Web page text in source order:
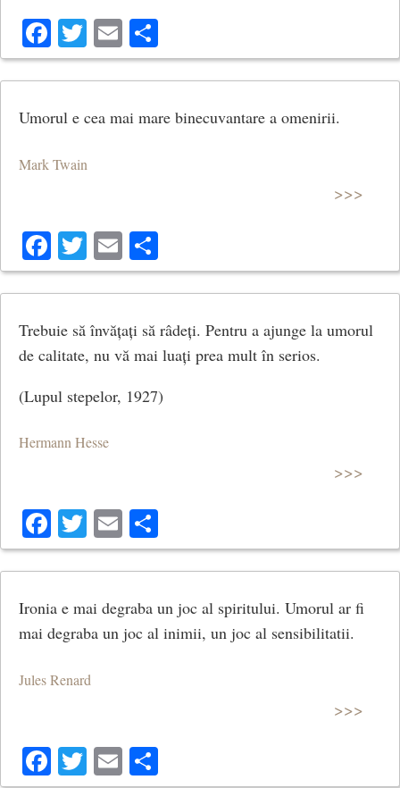
Facebook
Twitter
Email
Umorul e cea mai mare binecuvantare a omenirii.
Mark Twain
>>>
Facebook
Twitter
Email
Trebuie să învățați să râdeți. Pentru a ajunge la umorul
de calitate, nu vă mai luați prea mult în serios.
(Lupul stepelor, 1927)
Hermann Hesse
>>>
Facebook
Twitter
Email
Ironia e mai degraba un joc al spiritului. Umorul ar fi
mai degraba un joc al inimii, un joc al sensibilitatii.
Jules Renard
>>>
Facebook
Twitter
Email